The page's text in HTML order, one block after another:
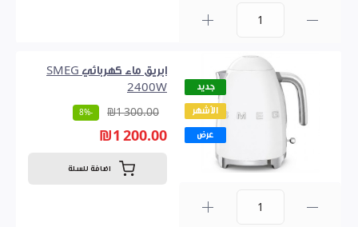
جديد
الأشهر
عرض
ابريق ماء كهربائي SMEG
2400W
₪1 300.00
-8%
₪1 200.00
اضافة للسلة